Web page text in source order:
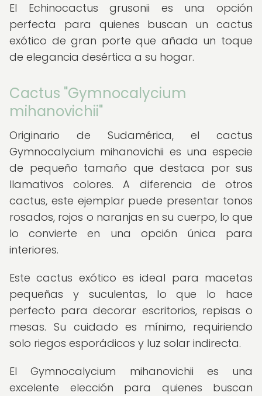
El Echinocactus grusonii es una opción
perfecta para quienes buscan un cactus
exótico de gran porte que añada un toque
de elegancia desértica a su hogar.
Cactus "Gymnocalycium
mihanovichii"
Originario de Sudamérica, el cactus
Gymnocalycium mihanovichii es una especie
de pequeño tamaño que destaca por sus
llamativos colores. A diferencia de otros
cactus, este ejemplar puede presentar tonos
rosados, rojos o naranjas en su cuerpo, lo que
lo convierte en una opción única para
interiores.
Este cactus exótico es ideal para macetas
pequeñas y suculentas, lo que lo hace
perfecto para decorar escritorios, repisas o
mesas. Su cuidado es mínimo, requiriendo
solo riegos esporádicos y luz solar indirecta.
El Gymnocalycium mihanovichii es una
excelente elección para quienes buscan